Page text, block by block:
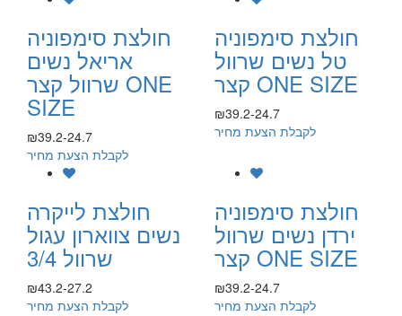
חולצת סימפוניה
טל נשים שרוול
קצר ONE SIZE
₪39.2-24.7
לקבלת הצעת מחיר
חולצת סימפוניה
אריאל נשים
שרוול קצר ONE
SIZE
₪39.2-24.7
לקבלת הצעת מחיר
חולצת סימפוניה
ירדן נשים שרוול
קצר ONE SIZE
₪39.2-24.7
לקבלת הצעת מחיר
חולצת לייקרה
נשים צווארון עגול
שרוול 3/4
₪43.2-27.2
לקבלת הצעת מחיר